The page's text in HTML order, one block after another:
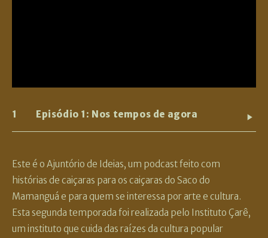
1 Episódio 1: Nos tempos de agora
Este é o Ajuntório de Ideias, um podcast feito com
histórias de caiçaras para os caiçaras do Saco do
Mamanguá e para quem se interessa por arte e cultura.
Esta segunda temporada foi realizada pelo Instituto Çarê,
um instituto que cuida das raízes da cultura popular